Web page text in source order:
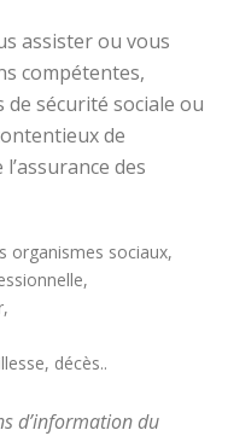
assister ou vous
compétentes,
sécurité sociale ou
de
des
organismes sociaux,
décès..
d’information du